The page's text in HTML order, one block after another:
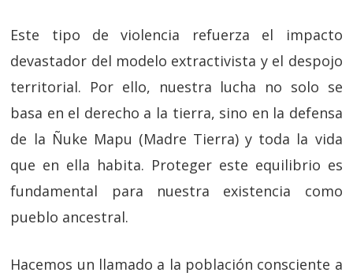
Este tipo de violencia refuerza el impacto
devastador del modelo extractivista y el despojo
territorial. Por ello, nuestra lucha no solo se
basa en el derecho a la tierra, sino en la defensa
de la Ñuke Mapu (Madre Tierra) y toda la vida
que en ella habita. Proteger este equilibrio es
fundamental para nuestra existencia como
pueblo ancestral.
Hacemos un llamado a la población consciente a